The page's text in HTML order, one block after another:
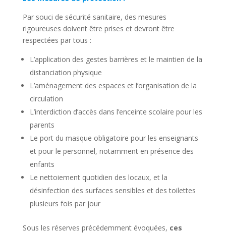
Par souci de sécurité sanitaire, des mesures
rigoureuses doivent être prises et devront être
respectées par tous :
L’application des gestes barrières et le maintien de la
distanciation physique
L’aménagement des espaces et l’organisation de la
circulation
L’interdiction d’accès dans l’enceinte scolaire pour les
parents
Le port du masque obligatoire pour les enseignants
et pour le personnel, notamment en présence des
enfants
Le nettoiement quotidien des locaux, et la
désinfection des surfaces sensibles et des toilettes
plusieurs fois par jour
Sous les réserves précédemment évoquées, ces